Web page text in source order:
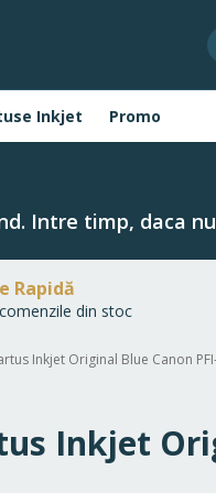
Inkjet Promo
Intre timp, daca
Rapidă
din stoc
Inkjet Original Blue Canon
Inkjet